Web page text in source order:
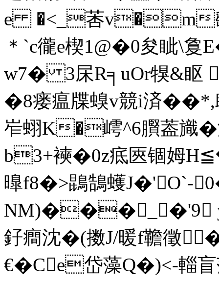
e �<_莕v�m飖
＊`c徿e楔1@�0夋眦\敻
w7� 3杘R╕uOr犑&眍
�8瘘瘟牒螑v競i済�
岝蛡K�嶀^6臔葢旘
b3+襫�0 z疷匧锢姆
曍f8�>鵾鵠蠖J�'O`-
NM)���_�'9
釨 癎沈�(擞J/暖f韂徵
€�Ce岱藻Q�)<-輜